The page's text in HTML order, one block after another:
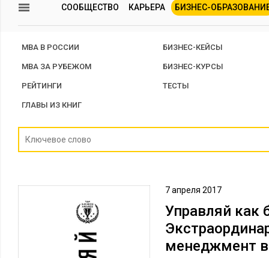
СООБЩЕСТВО КАРЬЕРА БИЗНЕС-
MBA В РОССИИ
MBA ЗА РУБЕЖОМ
РЕЙТИНГИ
ГЛАВЫ ИЗ КНИГ
БИЗНЕС-КЕЙСЫ
БИЗНЕС-КУРСЫ
ТЕСТЫ
7 апреля 2017
Управляй как
менеджмент